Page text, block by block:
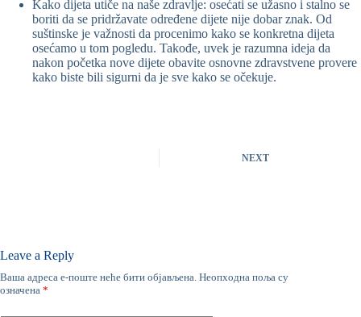
Kako dijeta utiče na naše zdravlje: osećati se užasno i stalno se
boriti da se pridržavate određene dijete nije dobar znak. Od
suštinske je važnosti da procenimo kako se konkretna dijeta
osećamo u tom pogledu. Takođe, uvek je razumna ideja da
nakon početka nove dijete obavite osnovne zdravstvene provere
kako biste bili sigurni da je sve kako se očekuje.
NEXT
Leave a Reply
Ваша адреса е-поште неће бити објављена. Неопходна поља су
означена *